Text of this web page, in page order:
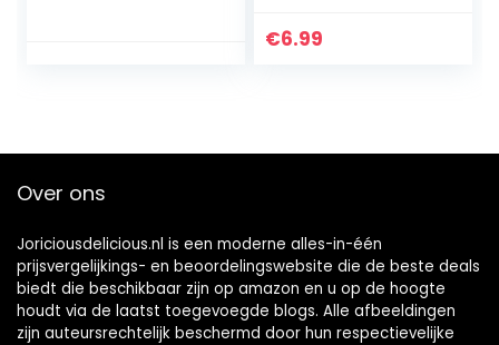
€6.99
Over ons
Joriciousdelicious.nl is een moderne alles-in-één
prijsvergelijkings- en beoordelingswebsite die de beste deals
biedt die beschikbaar zijn op amazon en u op de hoogte
houdt via de laatst toegevoegde blogs. Alle afbeeldingen
zijn auteursrechtelijk beschermd door hun respectievelijke